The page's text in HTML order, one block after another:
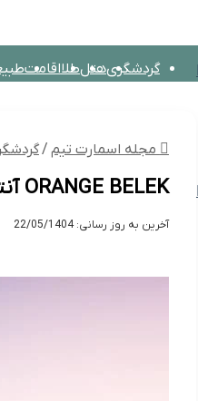
تغییر
پوسته
گردشگریهتلطلااقامت
مجله اسمارت تیم /
ORANGE BELEK آنتالیا: هتل لوکس با استخر روباز آبگرم
آخرین به روز رسانی: 22/05/1404